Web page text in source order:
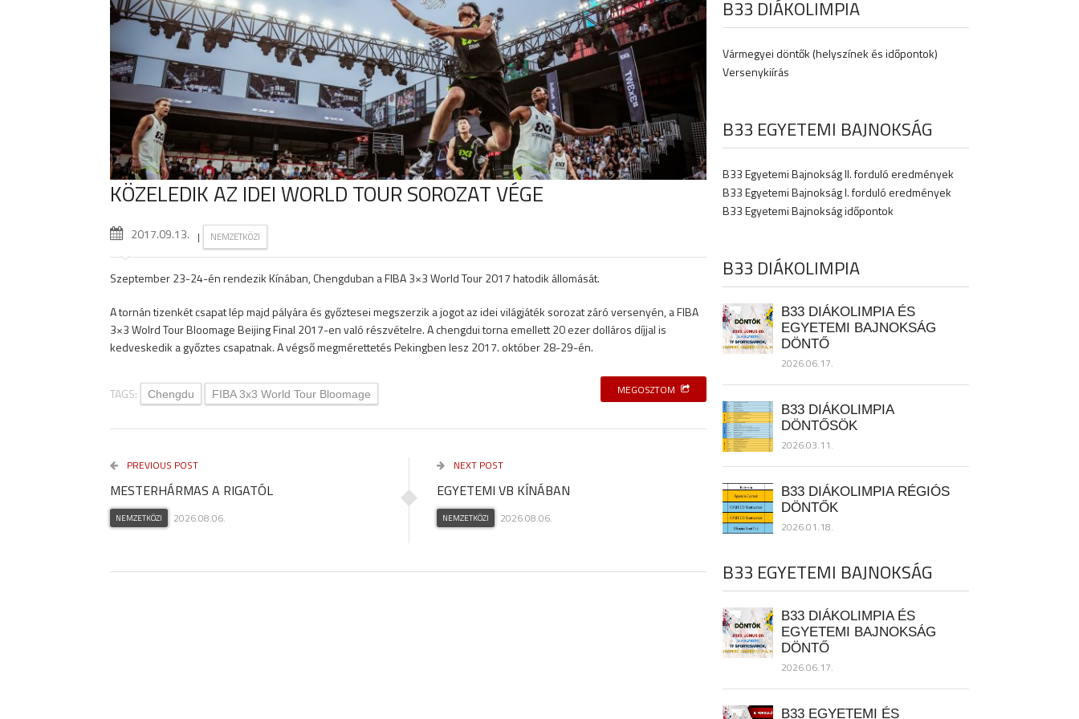
KÖZELEDIK AZ IDEI WORLD TOUR SOROZAT VÉGE
2017.09.13. | NEMZETKÖZI
Szeptember 23-24-én rendezik Kínában, Chengduban a FIBA 3×3 World Tour 2017 hatodik állomását.
A tornán tizenkét csapat lép majd pályára és győztesei megszerzik a jogot az idei világjáték sorozat záró versenyén, a FIBA
3×3 Wolrd Tour Bloomage Beijing Final 2017-en való részvételre. A chengdui torna emellett 20 ezer dolláros díjjal is
kedveskedik a győztes csapatnak. A végső megmérettetés Pekingben lesz 2017. október 28-29-én.
TAGS: Chengdu FIBA 3x3 World Tour Bloomage MEGOSZTOM
PREVIOUS POST
MESTERHÁRMAS A RIGATÓL
NEMZETKÖZI 2026.08.06.
NEXT POST
EGYETEMI VB KÍNÁBAN
NEMZETKÖZI 2026.08.06.
B33 DIÁKOLIMPIA
Vármegyei döntők (helyszínek és időpontok)
Versenykiírás
B33 EGYETEMI BAJNOKSÁG
B33 Egyetemi Bajnokság II. forduló eredmények
B33 Egyetemi Bajnokság I. forduló eredmények
B33 Egyetemi Bajnokság időpontok
B33 DIÁKOLIMPIA
B33 DIÁKOLIMPIA ÉS
EGYETEMI BAJNOKSÁG
DÖNTŐ
2026.06.17.
B33 DIÁKOLIMPIA
DÖNTŐSÖK
2026.03.11.
B33 DIÁKOLIMPIA RÉGIÓS
DÖNTŐK
2026.01.18.
B33 EGYETEMI BAJNOKSÁG
B33 DIÁKOLIMPIA ÉS
EGYETEMI BAJNOKSÁG
DÖNTŐ
2026.06.17.
B33 EGYETEMI ÉS